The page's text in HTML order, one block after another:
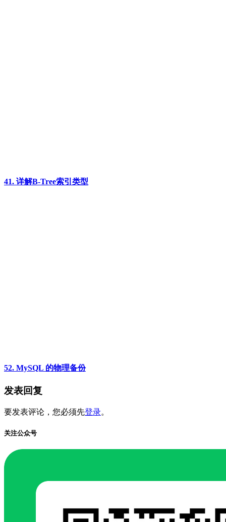
41. 详解B-Tree索引类型
52. MySQL 的物理备份
发表回复
要发表评论，您必须先登录。
关注公众号